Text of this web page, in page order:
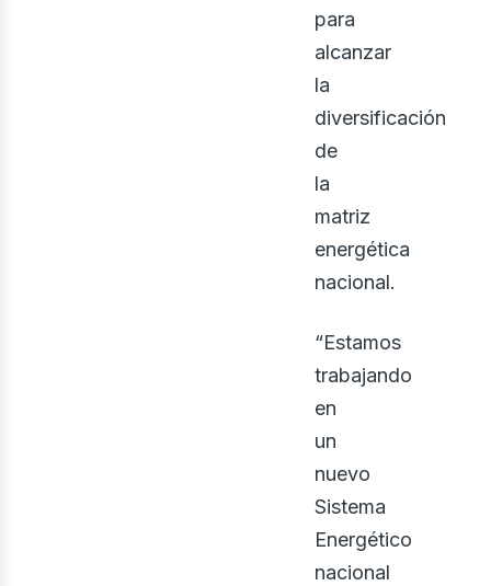
para
alcanzar
la
diversificación
de
la
matriz
energética
nacional.
“Estamos
trabajando
en
un
nuevo
Sistema
Energético
nacional